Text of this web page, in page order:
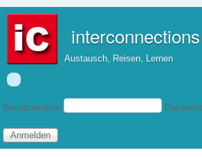
interconnections
Austausch, Reisen, Lernen
Benutzeranmeldung
Benutzername Passwort